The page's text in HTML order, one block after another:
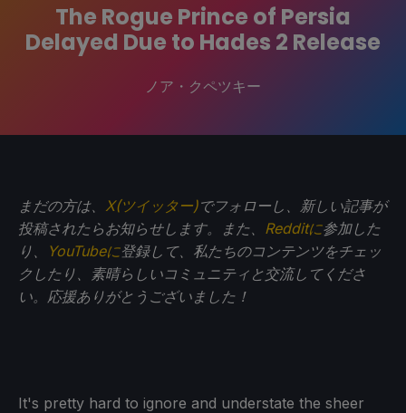
The Rogue Prince of Persia
Delayed Due to Hades 2 Release
ノア・クペツキー
まだの方は、 X(ツイッター)でフォローし、新しい記事が
投稿されたらお知らせします。また、 Redditに参加した
り、
YouTubeに登録して、私たちのコンテンツをチェッ
クしたり、素晴らしいコミュニティと交流してくださ
い。応援ありがとうございました！
It's pretty hard to ignore and understate the sheer